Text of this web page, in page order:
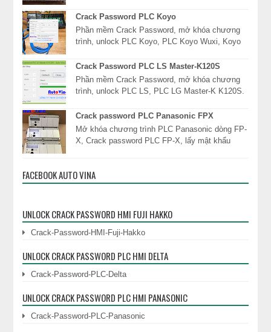
password PLC Xi...
Crack Password PLC Koyo
Phần mềm Crack Password, mở khóa chương
trình, unlock PLC Koyo, PLC Koyo Wuxi, Koyo
DL130, D...
Crack Password PLC LS Master-K120S
Phần mềm Crack Password, mở khóa chương
trình, unlock PLC LS, PLC LG Master-K K120S.
dịc...
Crack password PLC Panasonic FPX
Mở khóa chương trình PLC Panasonic dòng FP-
X, Crack password PLC FP-X, lấy mật khẩu
FACEBOOK AUTO VINA
UNLOCK CRACK PASSWORD HMI FUJI HAKKO
Crack-Password-HMI-Fuji-Hakko
UNLOCK CRACK PASSWORD PLC HMI DELTA
Crack-Password-PLC-Delta
UNLOCK CRACK PASSWORD PLC HMI PANASONIC
Crack-Password-PLC-Panasonic